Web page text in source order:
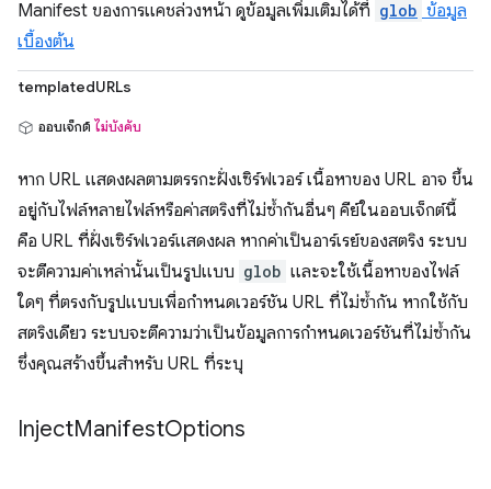
Manifest ของการแคชล่วงหน้า ดูข้อมูลเพิ่มเติมได้ที่ glob ข้อมูล
เบื้องต้น
templatedURLs
ออบเจ็กต์ ไม่บังคับ
หาก URL แสดงผลตามตรรกะฝั่งเซิร์ฟเวอร์ เนื้อหาของ URL อาจ ขึ้น
อยู่กับไฟล์หลายไฟล์หรือค่าสตริงที่ไม่ซ้ำกันอื่นๆ คีย์ในออบเจ็กต์นี้
คือ URL ที่ฝั่งเซิร์ฟเวอร์แสดงผล หากค่าเป็นอาร์เรย์ของสตริง ระบบ
จะตีความค่าเหล่านั้นเป็นรูปแบบ glob และจะใช้เนื้อหาของไฟล์
ใดๆ ที่ตรงกับรูปแบบเพื่อกำหนดเวอร์ชัน URL ที่ไม่ซ้ำกัน หากใช้กับ
สตริงเดียว ระบบจะตีความว่าเป็นข้อมูลการกำหนดเวอร์ชันที่ไม่ซ้ำกัน
ซึ่งคุณสร้างขึ้นสำหรับ URL ที่ระบุ
InjectManifestOptions